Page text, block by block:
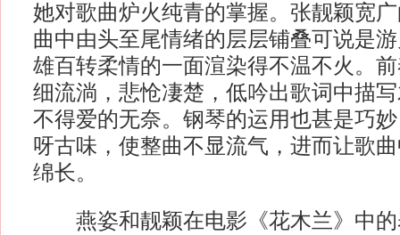
她对歌曲炉火纯青的掌握。张靓颖宽
曲中由头至尾情绪的层层铺叠可说是
雄百转柔情的一面渲染得不温不火。
细流淌，悲怆凄楚，低吟出歌词中描
不得爱的无奈。钢琴的运用也甚是巧
呀古味，使整曲不显流气，进而让歌
绵长。
燕姿和靓颖在电影《花木兰》中的